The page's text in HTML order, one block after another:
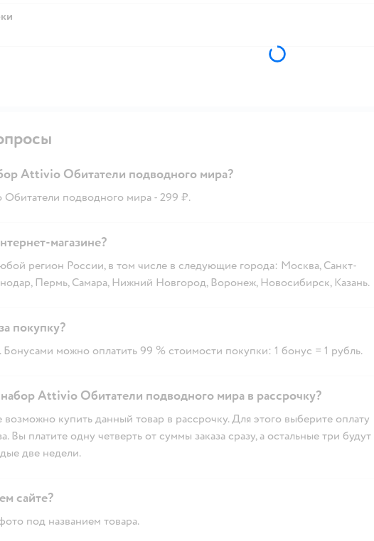
Attivio Обитатели подводного мира?
подводного мира - 299 ₽.
магазине?
регион России, в том числе в следующие города: Москва, Санкт-
Пермь, Самара, Нижний Новгород, Воронеж, Новосибирск, Казань.
покупку?
можно оплатить 99 % стоимости покупки: 1 бонус = 1 рубль.
Attivio Обитатели подводного мира в рассрочку?
купить данный товар в рассрочку. Для этого выберите оплату
платите одну четверть от суммы заказа сразу, а остальные три будут
две недели.
сайте?
под названием товара.